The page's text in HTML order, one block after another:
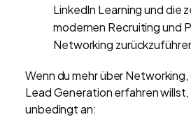
LinkedIn Learning und die
modernen Recruiting und
Networking
Wenn du mehr über
Lead Generation erfahren willst,
unbedingt an: